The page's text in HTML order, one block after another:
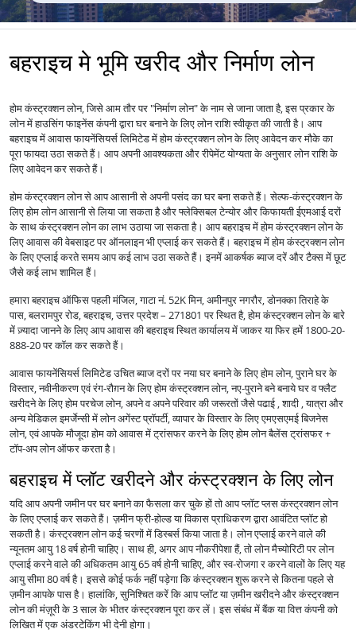
बहराइच मे भूमि खरीद और निर्माण लोन
होम कंस्ट्रक्शन लोन, जिसे आम तौर पर "निर्माण लोन" के नाम से जाना जाता है, इस प्रकार के
लोन में हाउसिंग फाइनेंस कंपनी द्वारा घर बनाने के लिए लोन राशि स्वीकृत की जाती है। आप
बहराइच में आवास फायनेंसियर्स लिमिटेड में होम कंस्ट्रक्शन लोन के लिए आवेदन कर मौके का
पूरा फायदा उठा सकते हैं। आप अपनी आवश्यकता और रीपेमेंट योग्यता के अनुसार लोन राशि के
लिए आवेदन कर सकते हैं।
होम कंस्ट्रक्शन लोन से आप आसानी से अपनी पसंद का घर बना सकते हैं। सेल्फ-कंस्ट्रक्शन के
लिए होम लोन आसानी से लिया जा सकता है और फ्लेक्सिबल टेन्योर और किफायती ईएमआई दरों
के साथ कंस्ट्रक्शन लोन का लाभ उठाया जा सकता है। आप बहराइच में होम कंस्ट्रक्शन लोन के
लिए आवास की वेबसाइट पर ऑनलाइन भी एप्लाई कर सकते हैं। बहराइच में होम कंस्ट्रक्शन लोन
के लिए एप्लाई करते समय आप कई लाभ उठा सकते हैं। इनमें आकर्षक ब्याज दरें और टैक्स में छूट
जैसे कई लाभ शामिल हैं।
हमारा बहराइच ऑफिस पहली मंजिल, गाटा नं. 52K मिन, अमीनपुर नगरौर, डोनक्का तिराहे के
पास, बलरामपुर रोड, बहराइच, उत्तर प्रदेश – 271801 पर स्थित है, होम कंस्ट्रक्शन लोन के बारे
में ज़्यादा जानने के लिए आप आवास की बहराइच स्थित कार्यालय में जाकर या फिर हमें 1800-20-
888-20 पर कॉल कर सकते हैं।
आवास फायनेंसियर्स लिमिटेड उचित ब्याज दरों पर नया घर बनाने के लिए होम लोन, पुराने घर के
विस्तार, नवीनीकरण एवं रंग-रौग़न के लिए होम कंस्ट्रक्शन लोन, नए-पुराने बने बनाये घर व फ्लैट
खरीदने के लिए होम परचेज लोन, अपने व अपने परिवार की जरूरतों जैसे पढाई , शादी , यात्रा और
अन्य मेडिकल इमर्जेन्सी में लोन अगेंस्ट प्रॉपर्टी, व्यापार के विस्तार के लिए एमएसएमई बिजनेस
लोन, एवं आपके मौजूदा होम को आवास में ट्रांसफर करने के लिए होम लोन बैलेंस ट्रांसफर +
टॉप-अप लोन ऑफर करता है।
बहराइच में प्लॉट खरीदने और कंस्ट्रक्शन के लिए लोन
यदि आप अपनी जमीन पर घर बनाने का फैसला कर चुके हों तो आप प्लॉट प्लस कंस्ट्रक्शन लोन
के लिए एप्लाई कर सकते हैं। ज़मीन फ्री-होल्ड या विकास प्राधिकरण द्वारा आवंटित प्लॉट हो
सकती है। कंस्ट्रक्शन लोन कई चरणों में डिस्बर्स किया जाता है। लोन एप्लाई करने वाले की
न्यूनतम आयु 18 वर्ष होनी चाहिए। साथ ही, अगर आप नौकरीपेशा हैं, तो लोन मैच्योरिटी पर लोन
एप्लाई करने वाले की अधिकतम आयु 65 वर्ष होनी चाहिए, और स्व-रोजगा र करने वालों के लिए यह
आयु सीमा 80 वर्ष है। इससे कोई फर्क नहीं पड़ेगा कि कंस्ट्रक्शन शुरू करने से कितना पहले से
ज़मीन आपके पास है। हालांकि, सुनिश्चित करें कि आप प्लॉट या ज़मीन खरीदने और कंस्ट्रक्शन
लोन की मंज़ूरी के 3 साल के भीतर कंस्ट्रक्शन पूरा कर लें। इस संबंध में बैंक या वित्त कंपनी को
लिखित में एक अंडरटेकिंग भी देनी होगा।